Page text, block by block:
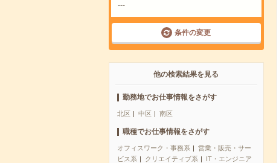
---
条件の変更
他の検索結果を見る
勤務地でお仕事情報をさがす
北区 中区 南区
職種でお仕事情報をさがす
オフィスワーク・事務系
営業・販売・サー
ビス系
クリエイティブ系
IT・エンジニア